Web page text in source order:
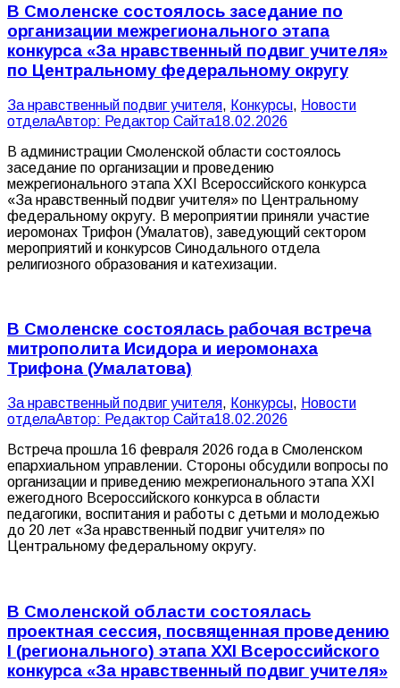
В Смоленске состоялось заседание по
организации межрегионального этапа
конкурса «За нравственный подвиг учителя»
по Центральному федеральному округу
За нравственный подвиг учителя, Конкурсы, Новости
отделаАвтор: Редактор Сайта18.02.2026
В администрации Смоленской области состоялось
заседание по организации и проведению
межрегионального этапа ХXI Всероссийского конкурса
«За нравственный подвиг учителя» по Центральному
федеральному округу. В мероприятии приняли участие
иеромонах Трифон (Умалатов), заведующий сектором
мероприятий и конкурсов Синодального отдела
религиозного образования и катехизации.
В Смоленске состоялась рабочая встреча
митрополита Исидора и иеромонаха
Трифона (Умалатова)
За нравственный подвиг учителя, Конкурсы, Новости
отделаАвтор: Редактор Сайта18.02.2026
Встреча прошла 16 февраля 2026 года в Смоленском
епархиальном управлении. Стороны обсудили вопросы по
организации и приведению межрегионального этапа ХXI
ежегодного Всероссийского конкурса в области
педагогики, воспитания и работы с детьми и молодежью
до 20 лет «За нравственный подвиг учителя» по
Центральному федеральному округу.
В Смоленской области состоялась
проектная сессия, посвященная проведению
I (регионального) этапа XXI Всероссийского
конкурса «За нравственный подвиг учителя»